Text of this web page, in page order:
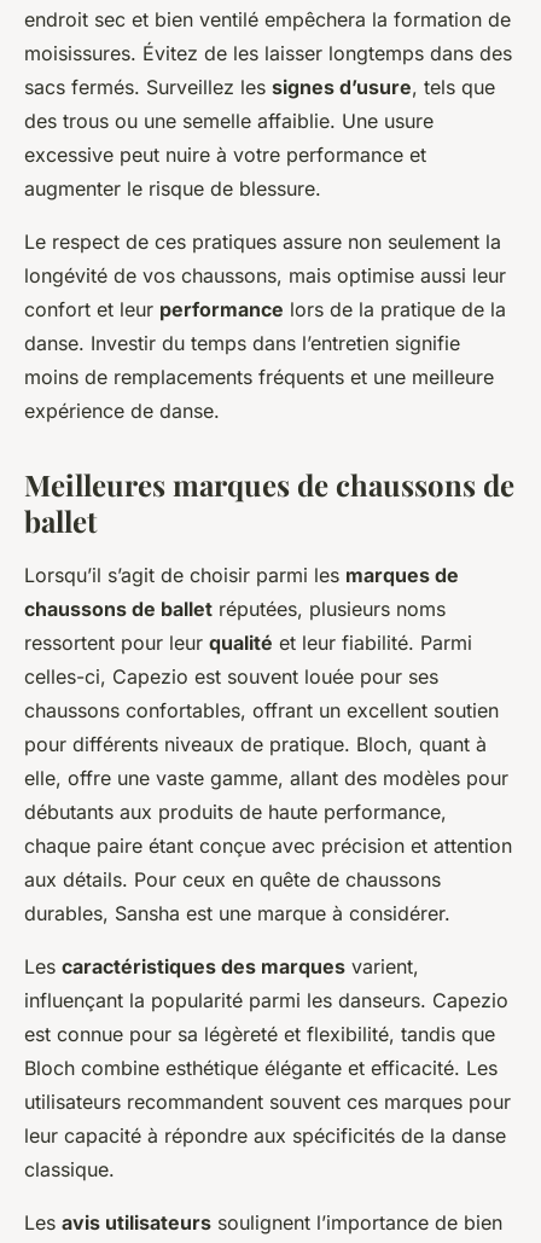
endroit sec et bien ventilé empêchera la formation de
moisissures. Évitez de les laisser longtemps dans des
sacs fermés. Surveillez les signes d’usure, tels que
des trous ou une semelle affaiblie. Une usure
excessive peut nuire à votre performance et
augmenter le risque de blessure.
Le respect de ces pratiques assure non seulement la
longévité de vos chaussons, mais optimise aussi leur
confort et leur performance lors de la pratique de la
danse. Investir du temps dans l’entretien signifie
moins de remplacements fréquents et une meilleure
expérience de danse.
Meilleures marques de chaussons de
ballet
Lorsqu’il s’agit de choisir parmi les marques de
chaussons de ballet réputées, plusieurs noms
ressortent pour leur qualité et leur fiabilité. Parmi
celles-ci, Capezio est souvent louée pour ses
chaussons confortables, offrant un excellent soutien
pour différents niveaux de pratique. Bloch, quant à
elle, offre une vaste gamme, allant des modèles pour
débutants aux produits de haute performance,
chaque paire étant conçue avec précision et attention
aux détails. Pour ceux en quête de chaussons
durables, Sansha est une marque à considérer.
Les caractéristiques des marques varient,
influençant la popularité parmi les danseurs. Capezio
est connue pour sa légèreté et flexibilité, tandis que
Bloch combine esthétique élégante et efficacité. Les
utilisateurs recommandent souvent ces marques pour
leur capacité à répondre aux spécificités de la danse
classique.
Les avis utilisateurs soulignent l’importance de bien